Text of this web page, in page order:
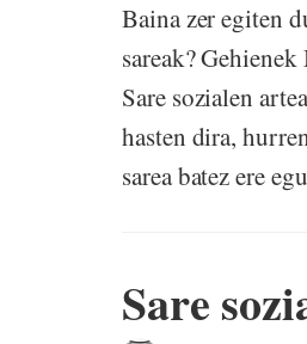
Baina zer egiten
sareak?
Sare sozialen
hasten dira,
sarea batez ere
Sare